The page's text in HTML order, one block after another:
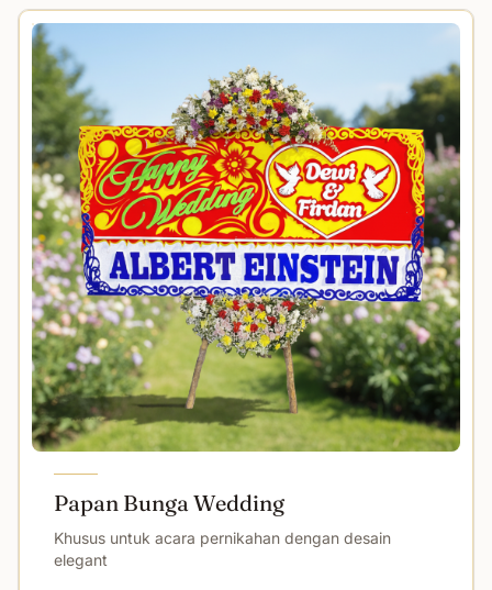
Papan Bunga Wedding
Khusus untuk acara pernikahan dengan desain
elegant